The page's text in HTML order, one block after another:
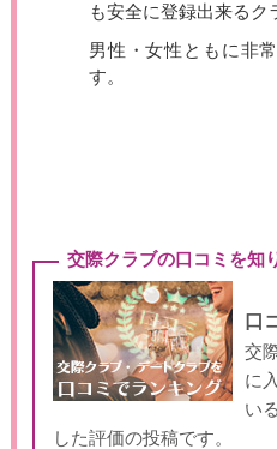
も安全に登録出来るク
男性・女性ともに非
す。
交際クラブの口コミを知
口
交
に
い
した評価の投稿です。